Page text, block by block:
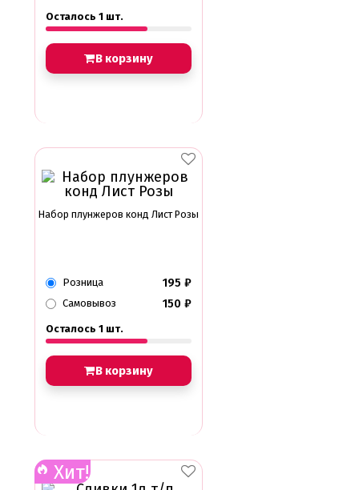
Осталось 1 шт.
В корзину
Набор плунжеров конд Лист Розы
Розница 195 ₽
Самовывоз 150 ₽
Осталось 1 шт.
В корзину
Хит!